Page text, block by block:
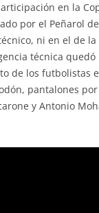
en la
por el Peñarol
ni en el de
técnica
de los futbolistas
pantalones
y Antonio